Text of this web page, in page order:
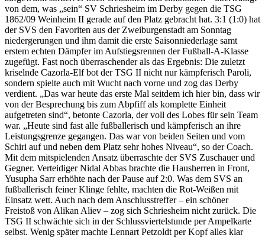
von dem, was „sein“ SV Schriesheim im Derby gegen die TSG
1862/09 Weinheim II gerade auf den Platz gebracht hat. 3:1 (1:0) hat
der SVS den Favoriten aus der Zweiburgenstadt am Sonntag
niedergerungen und ihm damit die erste Saisonniederlage samt
erstem echten Dämpfer im Aufstiegsrennen der Fußball-A-Klasse
zugefügt. Fast noch überraschender als das Ergebnis: Die zuletzt
kriselnde Cazorla-Elf bot der TSG II nicht nur kämpferisch Paroli,
sondern spielte auch mit Wucht nach vorne und zog das Derby
verdient. „Das war heute das erste Mal seitdem ich hier bin, dass wir
von der Besprechung bis zum Abpfiff als komplette Einheit
aufgetreten sind“, betonte Cazorla, der voll des Lobes für sein Team
war. „Heute sind fast alle fußballerisch und kämpferisch an ihre
Leistungsgrenze gegangen. Das war von beiden Seiten und vom
Schiri auf und neben dem Platz sehr hohes Niveau“, so der Coach.
Mit dem mitspielenden Ansatz überraschte der SVS Zuschauer und
Gegner. Verteidiger Nidal Abbas brachte die Hausherren in Front,
Yusupha Sarr erhöhte nach der Pause auf 2:0. Was dem SVS an
fußballerisch feiner Klinge fehlte, machten die Rot-Weißen mit
Einsatz wett. Auch nach dem Anschlusstreffer – ein schöner
Freistoß von Alikan Aliev – zog sich Schriesheim nicht zurück. Die
TSG II schwächte sich in der Schlussviertelstunde per Ampelkarte
selbst. Wenig später machte Lennart Petzoldt per Kopf alles klar